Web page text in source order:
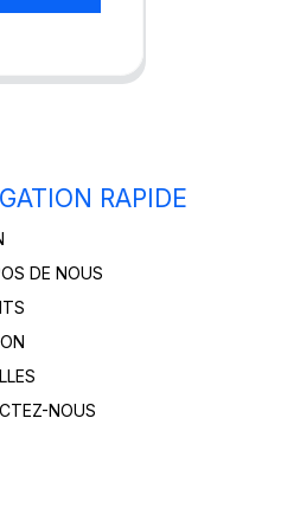
RAPIDE
DE NOUS
NOUS